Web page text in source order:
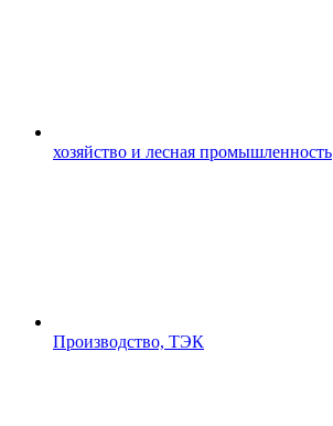
хозяйство и лесная промышленность
Производство, ТЭК